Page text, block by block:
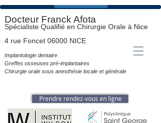
Docteur Franck Afota
Spécialiste Qualifié en Chirurgie Orale à Nice
4 rue Foncet 06000 NICE
Implantologie dentaire
Greffes osseuses pré-implantaires
Chirurgie orale sous anesthésie locale et générale
Prendre rendez-vous en ligne